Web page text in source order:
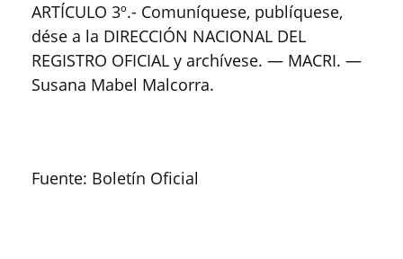
ARTÍCULO 3º.- Comuníquese, publíquese,
dése a la DIRECCIÓN NACIONAL DEL
REGISTRO OFICIAL y archívese. — MACRI. —
Susana Mabel Malcorra.
Fuente: Boletín Oficial